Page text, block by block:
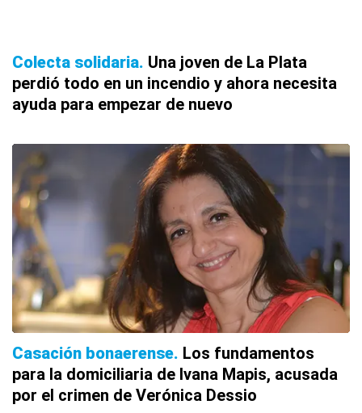
Colecta solidaria Una joven de La Plata
perdió todo en un incendio y ahora necesita
ayuda para empezar de nuevo
Casación bonaerense Los fundamentos
para la domiciliaria de Ivana Mapis, acusada
por el crimen de Verónica Dessio